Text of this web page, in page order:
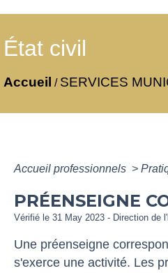
État civil
Accueil / SERVICES
Accueil professionnels >
PRÉENSEIGNE
Vérifié le 31 May 2023 - Direction de
Une préenseigne
s'exerce une activité. Les